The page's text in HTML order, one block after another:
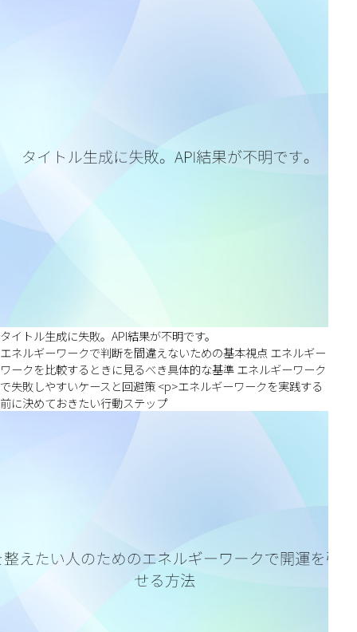
タイトル生成に失敗。API結果が不明です。
エネルギーワークで判断を間違えないための基本視点 エネルギー
ワークを比較するときに見るべき具体的な基準 エネルギーワーク
で失敗しやすいケースと回避策 <p>エネルギーワークを実践する
前に決めておきたい行動ステップ